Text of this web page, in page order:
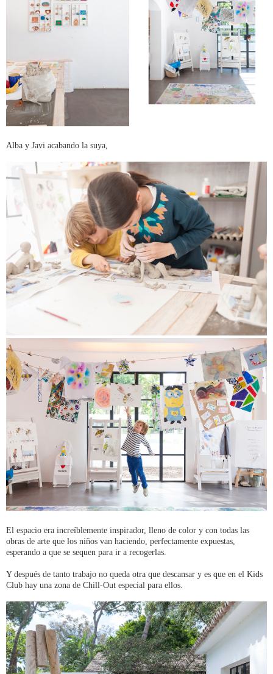
Alba y Javi acabando la suya,
El espacio era increíblemente inspirador, lleno de color y con todas las
obras de arte que los niños van haciendo, perfectamente expuestas,
esperando a que se sequen para ir a recogerlas.
Y después de tanto trabajo no queda otra que descansar y es que en el Kids
Club hay una zona de Chill-Out especial para ellos.